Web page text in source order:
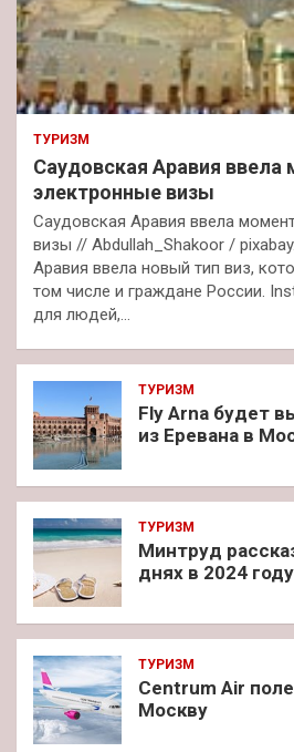
ТУРИЗМ
Саудовская Аравия
электронные визы
Саудовская Аравия ввела
визы // Abdullah_Shakoor /
Аравия ввела новый тип виз,
том числе и граждане России.
для людей,…
ТУРИЗМ
Fly Arna будет
из Еревана в
ТУРИЗМ
Минтруд
днях в 2024 году
ТУРИЗМ
Centrum Air
Москву